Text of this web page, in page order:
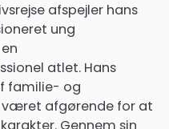
afspejler hans
ung
atlet. Hans
familie- og
været afgørende for at